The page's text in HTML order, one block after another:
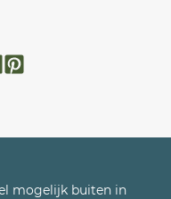
mogelijk buiten in